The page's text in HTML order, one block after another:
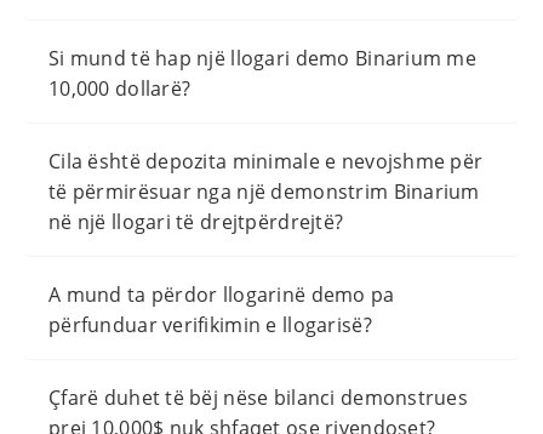
Si mund të hap një llogari demo Binarium me
10,000 dollarë?
Cila është depozita minimale e nevojshme për
të përmirësuar nga një demonstrim Binarium
në një llogari të drejtpërdrejtë?
A mund ta përdor llogarinë demo pa
përfunduar verifikimin e llogarisë?
Çfarë duhet të bëj nëse bilanci demonstrues
prej 10,000$ nuk shfaqet ose rivendoset?